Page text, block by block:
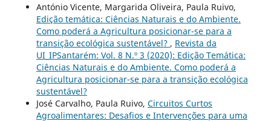
António Vicente, Margarida Oliveira, Paula Ruivo,
Edição temática: Ciências Naturais e do Ambiente.
Como poderá a Agricultura posicionar-se para a
transição ecológica sustentável? , Revista da
UI_IPSantarém: Vol. 8 N.º 3 (2020): Edição Temática:
Ciências Naturais e do Ambiente. Como poderá a
Agricultura posicionar-se para a transição ecológica
sustentável?
José Carvalho, Paula Ruivo, Circuitos Curtos
Agroalimentares: Desafios e Intervenções para uma